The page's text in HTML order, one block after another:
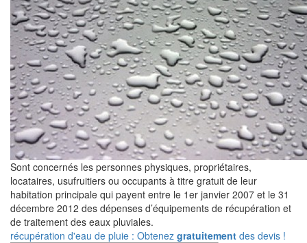
Sont concernés les personnes physiques, propriétaires,
locataires, usufruitiers ou occupants à titre gratuit de leur
habitation principale qui payent entre le 1er janvier 2007 et le 31
décembre 2012 des dépenses d’équipements de récupération et
de traitement des eaux pluviales.
récupération d'eau de pluie : Obtenez gratuitement des devis !